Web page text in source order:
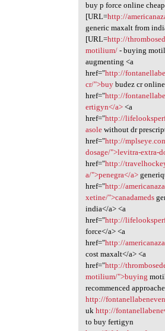
buy p force online
[URL=http://
generic maxalt from
[URL=http://
motilium/- buying
augmenting <a
href="http://
cr/">buybudez cr online
href="http://
ertigyn</a><a
href="http://
asolewithout dr
href="http://
dosage/">levitra-extra-
href="http://
a/">penegra</a>
href="http://
xetine/">canadameds
india</a> <a
href="http://
force</a> <a
href="http://
cost maxalt</a> <a
href="http://
motilium/">buying
recommenced
http://
uk http://
to buy fertigyn